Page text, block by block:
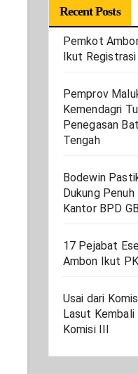
Recent Posts
Pemkot
Ikut
Pemprov
Kemendagri
Penegasan
Tengah
Bodewin
Dukung
Kantor BPD
17 Pejabat
Ambon Ikut
Usai dari
Lasut Kembali
Komisi III